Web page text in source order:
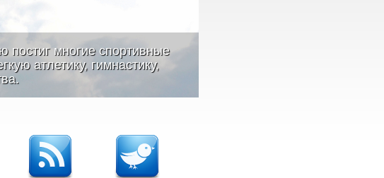
постиг многие спортивные
атлетику, гимнастику,